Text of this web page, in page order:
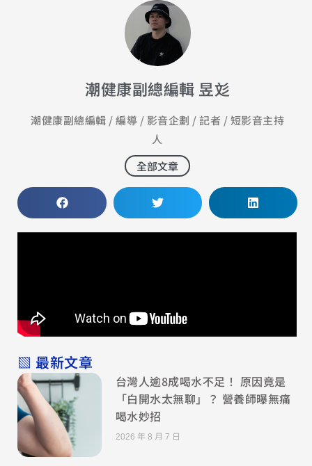
潮健康副總編輯 昱彣
潮健康副總編輯 / 編導 / 影音企劃 / 記者 / 短影音主持
人
全部文章
▧ 最新文章
台灣人逾8成喝水不足！ 原因竟是
「白開水太無聊」？ 營養師曝無痛
喝水妙招
2026 年 8 月 7 日